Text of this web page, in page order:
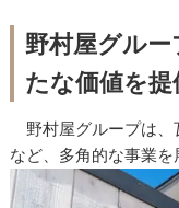
野村屋グル
たな価値を提
野村屋グループは、
など、多角的な事業を